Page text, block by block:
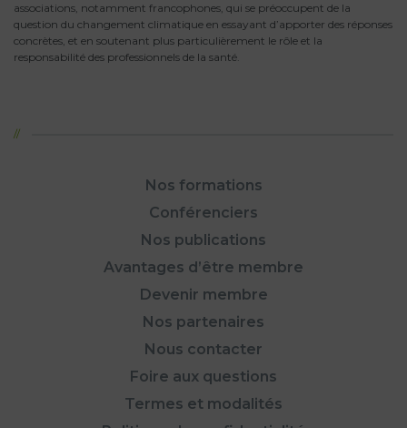
associations, notamment francophones, qui se préoccupent de la
question du changement climatique en essayant d’apporter des réponses
concrètes, et en soutenant plus particulièrement le rôle et la
responsabilité des professionnels de la santé.
Nos formations
Conférenciers
Nos publications
Avantages d’être membre
Devenir membre
Nos partenaires
Nous contacter
Foire aux questions
Termes et modalités